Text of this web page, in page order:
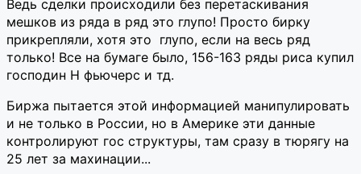
Ведь сделки происходили без перетаскивания
мешков из ряда в ряд это глупо! Просто бирку
прикрепляли, хотя это глупо, если на весь ряд
только! Все на бумаге было, 156-163 ряды риса купил
господин Н фьючерс и тд.
Биржа пытается этой информацией манипулировать
и не только в России, но в Америке эти данные
контролируют гос структуры, там сразу в тюрягу на
25 лет за махинации...